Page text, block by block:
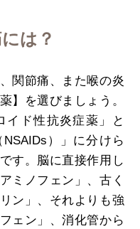
は？
関節痛、また喉の炎
】を選びましょう。
イド性抗炎症薬」と
）」に分けら
す。脳に直接作用し
ミノフェン」、古く
ン」、それよりも強
ェン」、消化管から